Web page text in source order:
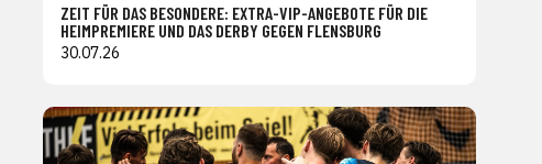
ZEIT FÜR DAS BESONDERE: EXTRA-VIP-ANGEBOTE FÜR DIE
HEIMPREMIERE UND DAS DERBY GEGEN FLENSBURG
30.07.26